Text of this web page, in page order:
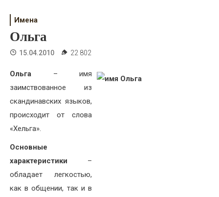
Дети
Жизнь
Хобби
Красота
Недвижимость
Имена
Ольга
15.04.2010 22 802
Ольга – имя
заимствованное из
скандинавских языков,
происходит от слова
«Хельга».
Основные
характеристики –
обладает легкостью,
как в общении, так и в